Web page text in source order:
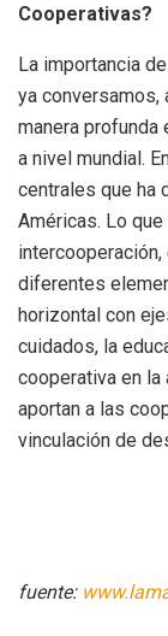
Cooperativas?
La importancia
ya conversamos,
manera profunda
a nivel mundial.
centrales que ha
Américas. Lo
diferentes
horizontal con
cuidados, la
cooperativa en la
aportan a las
vinculación de
fuente: